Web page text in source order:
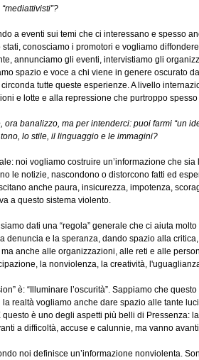
a eventi sui temi che ci interessano e spesso
conosciamo i promotori e vogliamo
annunciamo gli eventi, intervistiamo gli
spazio e voce a chi viene in genere oscurato
tutte queste esperienze. A livello
e lotte e alla repressione che purtroppo
ora banalizzo, ma per intenderci: puoi farmi “un
lo stile, il linguaggio e le immagini?
noi vogliamo costruire un’informazione che
le notizie, nascondono o distorcono fatti ed
anche paura, insicurezza, impotenza,
a questo sistema violento.
dati una “regola” generale che ci aiuta
denuncia e la speranza, dando spazio alla
anche alle organizzazioni, alle reti e alle
la nonviolenza, la creatività,
è: “Illuminare l’oscurità”. Sappiamo che
realtà vogliamo anche dare spazio alle tante
è uno degli aspetti più belli di Pressenza:
a difficoltà, accuse e calunnie, ma vanno
noi definisce un’informazione nonviolenta.